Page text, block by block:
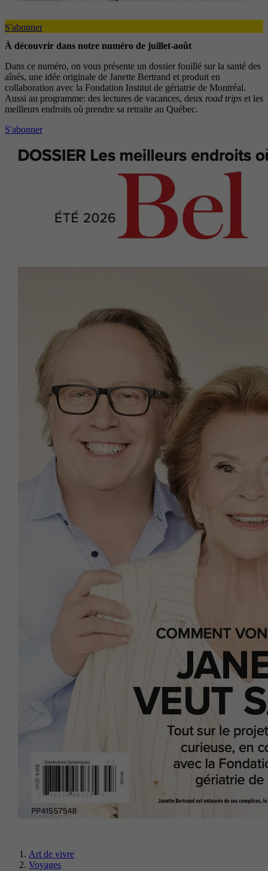
S'abonner
À découvrir dans notre numéro de juillet-août
Dans ce numéro, on vous présente un dossier fouillé sur la santé des
aînés, une idée originale de Janette Bertrand et produit en
collaboration avec la Fondation Institut de gériatrie de Montréal.
Aussi au programme: des lectures de vacances, deux road trips et les
meilleurs endroits où prendre sa retraite au Québec.
S'abonner
Art de vivre
Voyages